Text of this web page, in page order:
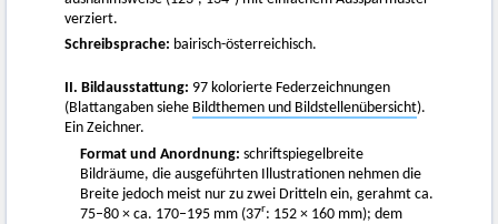
verziert.
Schreibsprache: bairisch-österreichisch.
II. Bildausstattung: 97 kolorierte Federzeichnungen
(Blattangaben siehe Bildthemen und Bildstellenübersicht).
Ein Zeichner.
Format und Anordnung: schriftspiegelbreite
Bildräume, die ausgeführten Illustrationen nehmen die
Breite jedoch meist nur zu zwei Dritteln ein, gerahmt ca.
75–80 × ca. 170–195 mm (37r: 152 × 160 mm); dem